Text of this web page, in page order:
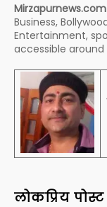
Mirzapurnews.com
Business,
Entertainment,
accessible around
लोकप्रिय पोस्ट